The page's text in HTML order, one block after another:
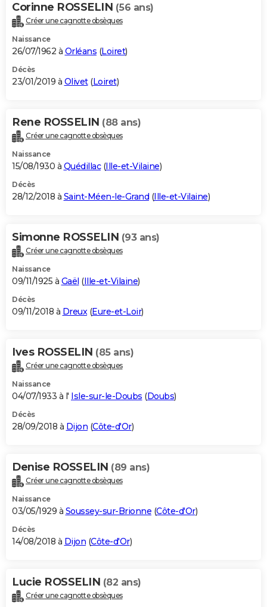
Corinne ROSSELIN (56 ans)
Créer une cagnotte obsèques
Naissance
26/07/1962 à Orléans (Loiret)
Décès
23/01/2019 à Olivet(Loiret)
Rene ROSSELIN (88 ans)
Créer une cagnotte obsèques
Naissance
15/08/1930 à Quédillac(Ille-et-Vilaine)
Décès
28/12/2018 à Saint-Méen-le-Grand (Ille-et-Vilaine)
Simonne ROSSELIN (93 ans)
Créer une cagnotte obsèques
Naissance
09/11/1925 à Gaël (Ille-et-Vilaine)
Décès
09/11/2018 à Dreux(Eure-et-Loir)
Ives ROSSELIN (85 ans)
Créer une cagnotte obsèques
Naissance
04/07/1933 à l' Isle-sur-le-Doubs (Doubs)
Décès
28/09/2018 à Dijon (Côte-d'Or)
Denise ROSSELIN (89 ans)
Créer une cagnotte obsèques
Naissance
03/05/1929 à Soussey-sur-Brionne (Côte-d'Or)
Décès
14/08/2018 à Dijon (Côte-d'Or)
Lucie ROSSELIN (82 ans)
Créer une cagnotte obsèques